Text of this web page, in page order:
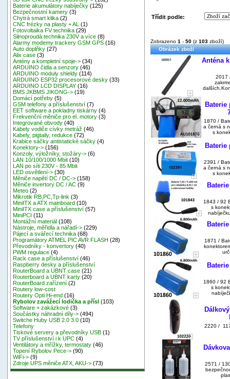
Baterie akumulátory nabíječky (125)
Bezpečnostní kamery (3)
Chytrá smart klika (2)
CNC frézky na plasty + AL
(1)
Fotovoltaika FV technika (29)
Silnoproudá technika 230V a více (8)
Alarmy modemy trackery GSM GPS (16)
Auto doplňky (27)
Alix case (3)
Antény a kompletní spoje-> (34)
ARDUINO čidla a senzory (46)
ARDUINO moduly shieldy (114)
ARDUINO ESP32 procesorové desky (33)
ARDUINO LCD DISPLAY (16)
BMS JKBMS JIKONG-> (19)
Domácí potřeby (5)
GSM telefony a příslušenství (7)
EET software a pokladny tiskárny (4)
Frekvenční měniče pro el. motory (3)
Integrované obvody (40)
Kabely vodiče cívky metráž (46)
Kabely, pigtaily, redukce (72)
Krabice sáčky antistatické sáčky (4)
Konektory-> (156)
Konzoly, výložníky, stožáry-> (6)
LAN 10/100/1000 Mbit (10)
LAN po síti 230V - 85 Mbit
LED osvětlení-> (30)
Měniče napětí DC / DC-> (158)
Měniče invertory DC / AC (9)
Meteo (2)
Mikrotik RB,PC,Tp-link (3)
MiniITX a ATX mainboard (10)
MiniITX case a příslušenství (57)
MiniPCI (11)
Montážní materiál (108)
Nástroje, měřidla a nářadí-> (229)
Pájecí a svářecí technika (68)
Programátory ATMEL PIC AVR FLASH (28)
Převodníky - konvertory (40)
PWM regulace (4)
Rack case a příslušenství (46)
Raspberry desky a příslušenství
RouterBoard a UBNT case (21)
Routerboard a UBNT karty (20)
RouterBoard zařízení (2)
Routery low-cost
Routery Opti Hi-end (16)
Rybolov zavážecí lodička a přísl (103)
Software + zakázkové (3)
Součástky náhradní díly-> (494)
Switche Huby USB 2.0 3.0 (10)
Telefony
Tiskové servery a převodníky USB (1)
TV příslušenství i k UPC (4)
Ventilátory a mřížky, termostaty (46)
Topení Rybolov Pece-> (90)
WiFi-> (9)
Zdroje UPS měniče ATX, AKU-> (73)
Třídit podle:
Zobrazeno 1 - 50 (z 103 zboží)
Obrázek zboží
Anténa
2017
Baterie
1870 /
a černá s
s
Baterie
2391 /
a černá s
s
1843 / 92
s
1871 /
1860 / 92
s
2220 /
2571 /